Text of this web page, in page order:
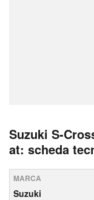
Suzuki S-
at: scheda
MARCA
Suzuki